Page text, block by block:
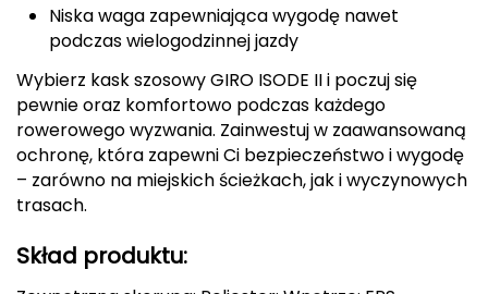
Gilmonte
Giro
Grand Trunk
Granger's
Niska waga zapewniająca wygodę nawet
podczas wielogodzinnej jazdy
Wybierz kask szosowy GIRO ISODE II i poczuj się
pewnie oraz komfortowo podczas każdego
rowerowego wyzwania. Zainwestuj w zaawansowaną
ochronę, która zapewni Ci bezpieczeństwo i wygodę
– zarówno na miejskich ścieżkach, jak i wyczynowych
trasach.
Skład produktu: